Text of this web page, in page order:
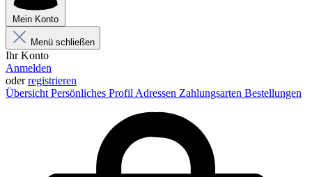
Mein Konto
Menü schließen
Ihr Konto
Anmelden
oderregistrieren
Übersicht Persönliches Profil Adressen Zahlungsarten Bestellungen